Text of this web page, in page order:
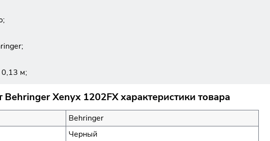
м;
Xenyx 1202FX характеристики товара
Behringer
Черный